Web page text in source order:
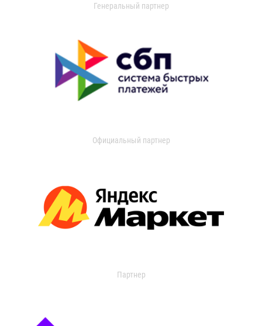
Генеральный партнер
Официальный партнер
Партнер